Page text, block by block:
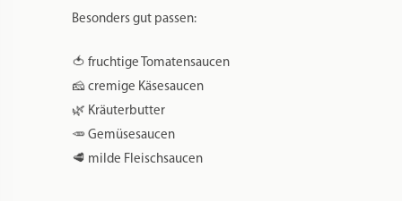
Besonders gut passen:
🍅 fruchtige Tomatensaucen
🧀 cremige Käsesaucen
🌿 Kräuterbutter
🥕 Gemüsesaucen
🥩 milde Fleischsaucen